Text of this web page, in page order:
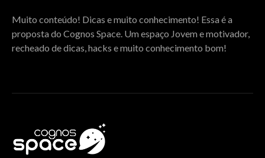
Muito conteúdo! Dicas e muito conhecimento! Essa é a
proposta do Cognos Space. Um espaço Jovem e motivador,
recheado de dicas, hacks e muito conhecimento bom!